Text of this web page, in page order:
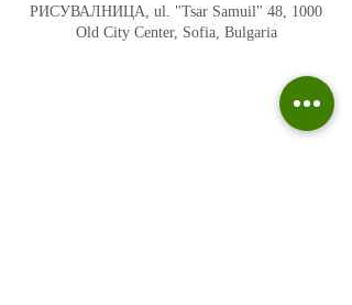
РИСУВАЛНИЦА, ul. "Tsar Samuil" 48, 1000
Old City Center, Sofia, Bulgaria